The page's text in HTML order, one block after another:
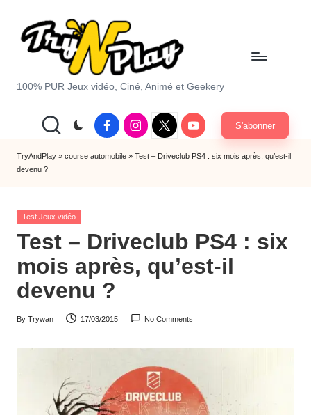
T
y
A
n
d
P
la
y.
m
100% PUR Jeux vidéo, Ciné, Animé et Geekery
FacebookInstagram
X
|
Twitter
Youtube S'abonner
TryAndPlay » course automobile » Test – Driveclub PS4 : six mois après, qu’est-il
devenu ?
Posted
Test Jeux vidéo
Test – Driveclub PS4 : six
mois après, qu’est-il
devenu ?
Posted
By Trywan 17/03/2015 No Comments